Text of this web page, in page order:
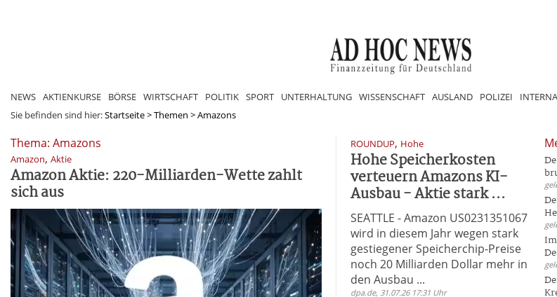
NEWS AKTIENKURSE BÖRSE WIRTSCHAFT POLITIK SPORT UNTERHALTUNG WISSENSCHAFT AUSLAND POLIZEI
Sie befinden sind hier:Startseite>Themen >Amazons
Thema: Amazons
Amazon, Aktie
Amazon Aktie: 220-Milliarden-Wette zahlt
sich aus
ROUNDUP, Hohe
Hohe Speicherkosten
verteuern Amazons KI-
Ausbau - Aktie stark ...
SEATTLE - Amazon US0231351067
wird in diesem Jahr wegen stark
gestiegener Speicherchip-Preise
noch 20 Milliarden Dollar mehr in
den Ausbau ...
dpa.de, 31.07.26 17:31 Uhr